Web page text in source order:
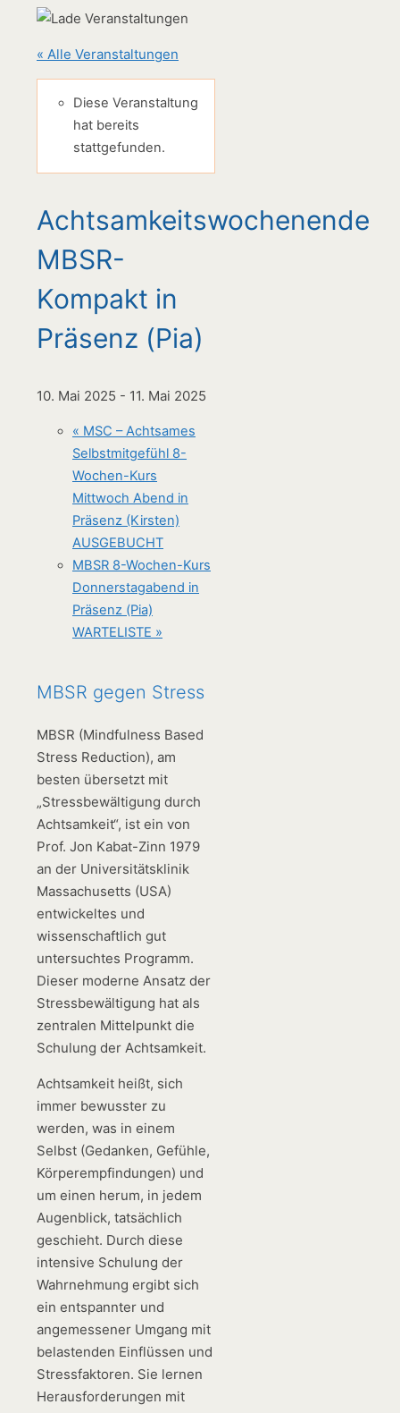
« Alle Veranstaltungen
Diese Veranstaltung
hat bereits
stattgefunden.
Achtsamkeitswochenende
MBSR-
Kompakt in
Präsenz (Pia)
10. Mai 2025 - 11. Mai 2025
« MSC – Achtsames
Selbstmitgefühl 8-
Wochen-Kurs
Mittwoch Abend in
Präsenz (Kirsten)
AUSGEBUCHT
MBSR 8-Wochen-Kurs
Donnerstagabend in
Präsenz (Pia)
WARTELISTE »
MBSR gegen Stress
MBSR (Mindfulness Based
Stress Reduction), am
besten übersetzt mit
„Stressbewältigung durch
Achtsamkeit“, ist ein von
Prof. Jon Kabat-Zinn 1979
an der Universitätsklinik
Massachusetts (USA)
entwickeltes und
wissenschaftlich gut
untersuchtes Programm.
Dieser moderne Ansatz der
Stressbewältigung hat als
zentralen Mittelpunkt die
Schulung der Achtsamkeit.
Achtsamkeit heißt, sich
immer bewusster zu
werden, was in einem
Selbst (Gedanken, Gefühle,
Körperempfindungen) und
um einen herum, in jedem
Augenblick, tatsächlich
geschieht. Durch diese
intensive Schulung der
Wahrnehmung ergibt sich
ein entspannter und
angemessener Umgang mit
belastenden Einflüssen und
Stressfaktoren. Sie lernen
Herausforderungen mit